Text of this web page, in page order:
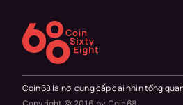
Coin68 là nơi cung cấp cái nhìn tổng